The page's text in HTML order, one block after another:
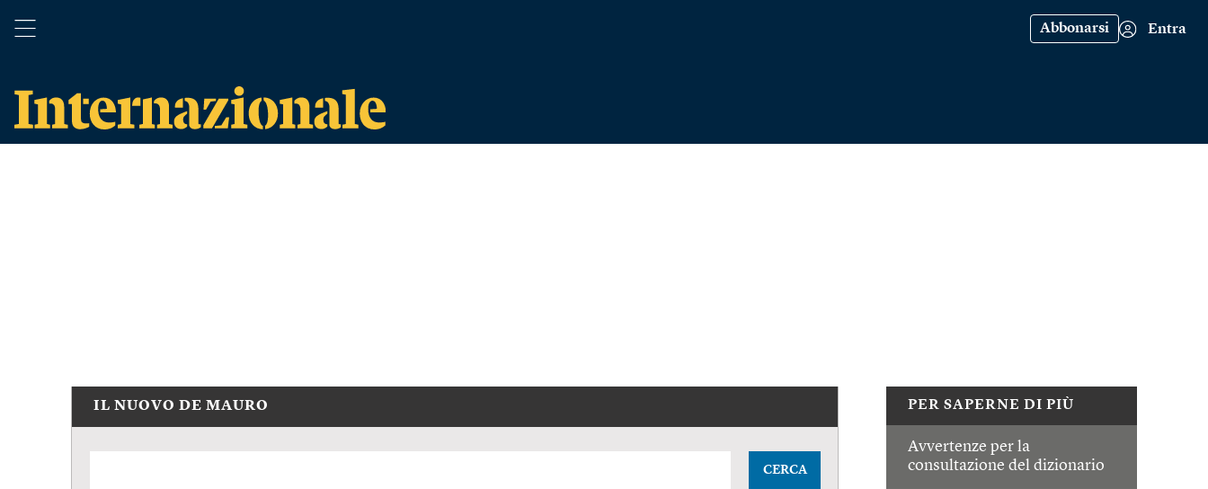
Abbonarsi Entra
PER SAPERNE DI PIÙ
Avvertenze per la
consultazione del dizionario
IL NUOVO DE MAURO
CERCA